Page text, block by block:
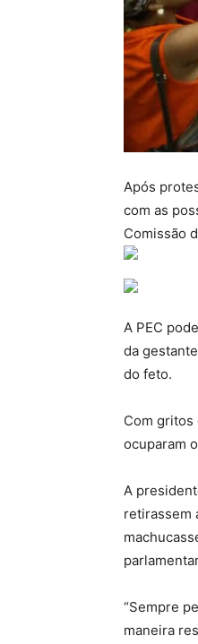
Após
com as
Comissão
A PEC
da
do feto.
Com gritos
ocuparam
A
retirassem
“Sempre
maneira